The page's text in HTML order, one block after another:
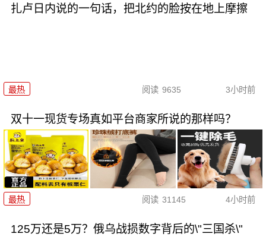
扎卢日内说的一句话，把北约的脸按在地上摩擦
最热 阅读 9635 3小时前
双十一现货专场真如平台商家所说的那样吗？
最热 阅读 31145 4小时前
125万还是5万？俄乌战损数字背后的\"三国杀\"